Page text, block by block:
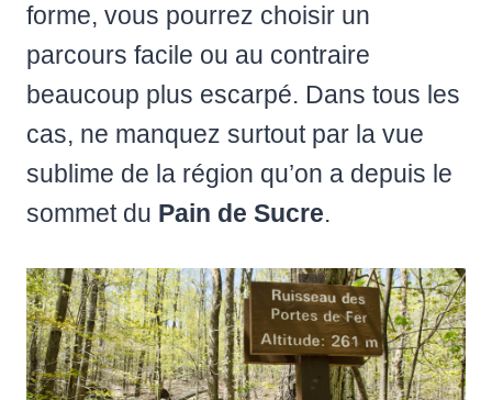
forme, vous pourrez choisir un
parcours facile ou au contraire
beaucoup plus escarpé. Dans tous les
cas, ne manquez surtout par la vue
sublime de la région qu’on a depuis le
sommet du Pain de Sucre.